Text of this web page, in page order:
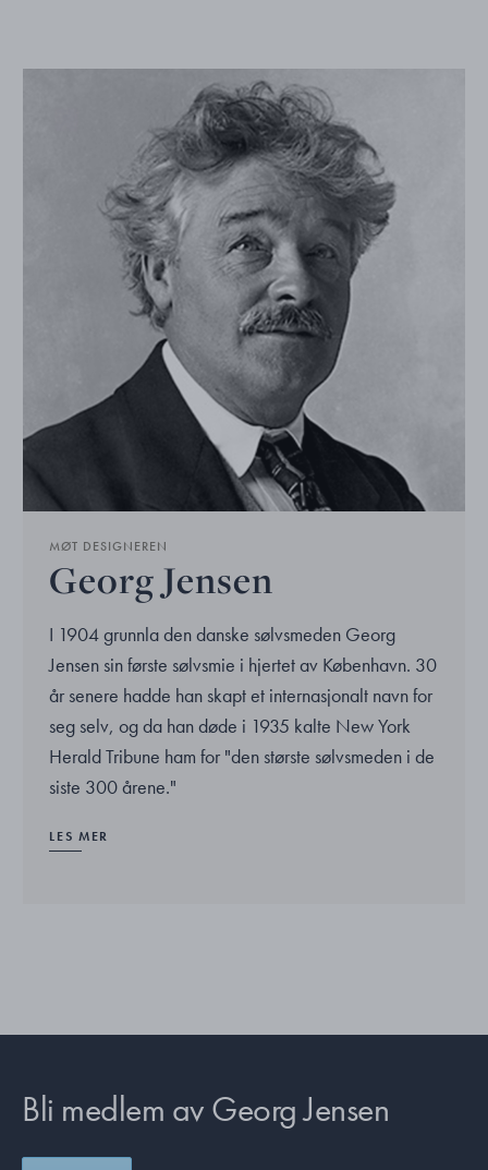
MØT DESIGNEREN
Georg Jensen
I 1904 grunnla den danske sølvsmeden Georg
Jensen sin første sølvsmie i hjertet av København. 30
år senere hadde han skapt et internasjonalt navn for
seg selv, og da han døde i 1935 kalte New York
Herald Tribune ham for "den største sølvsmeden i de
siste 300 årene."
LES MER
Bli medlem av Georg Jensen